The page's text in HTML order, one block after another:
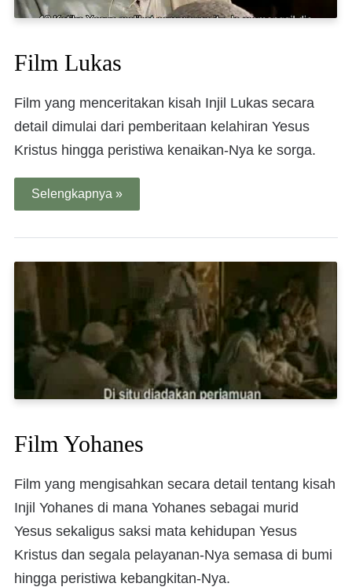
Film Lukas
Film yang menceritakan kisah Injil Lukas secara
detail dimulai dari pemberitaan kelahiran Yesus
Kristus hingga peristiwa kenaikan-Nya ke sorga.
Selengkapnya »
Film Yohanes
Film yang mengisahkan secara detail tentang kisah
Injil Yohanes di mana Yohanes sebagai murid
Yesus sekaligus saksi mata kehidupan Yesus
Kristus dan segala pelayanan-Nya semasa di bumi
hingga peristiwa kebangkitan-Nya.